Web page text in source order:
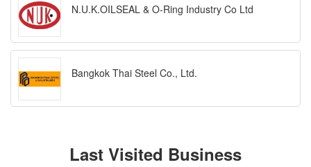
N.U.K.OILSEAL & O-Ring Industry Co Ltd
Bangkok Thai Steel Co., Ltd.
Last Visited Business